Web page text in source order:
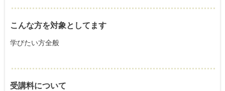
こんな方を対象としてます
学びたい方全般
受講料について